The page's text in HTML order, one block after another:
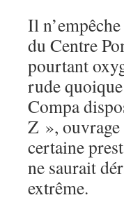
Il
du Centre
pourtant
rude
Compa
Z », ouvrage
certaine
ne saurait
extrême.